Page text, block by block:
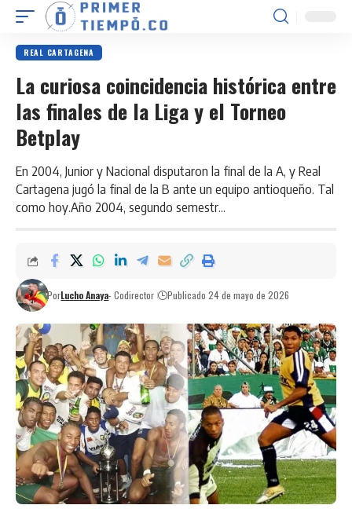
REAL CARTAGENA
La curiosa coincidencia histórica entre
las finales de la Liga y el Torneo
Betplay
En 2004, Junior y Nacional disputaron la final de la A, y Real
Cartagena jugó la final de la B ante un equipo antioqueño. Tal
como hoy.Año 2004, segundo semestr...
PorLucho Anaya- Codirector Publicado 24 de mayo de 2026